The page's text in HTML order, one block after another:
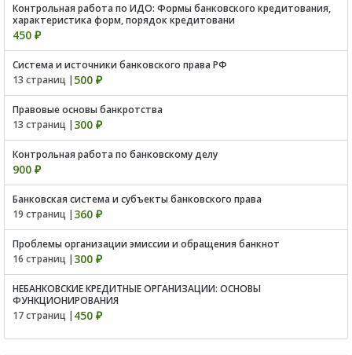
Контрольная работа по ИДО: Формы банковского кредитования,
характеристика форм, порядок кредитовани
450 ₽
Система и источники банковского права РФ
13 страниц | 500 ₽
Правовые основы банкротства
13 страниц | 300 ₽
Контрольная работа по банковскому делу
900 ₽
Банковская система и субъекты банковского права
19 страниц | 360 ₽
Проблемы организации эмиссии и обращения банкнот
16 страниц | 300 ₽
НЕБАНКОВСКИЕ КРЕДИТНЫЕ ОРГАНИЗАЦИИ: ОСНОВЫ
ФУНКЦИОНИРОВАНИЯ
17 страниц | 450 ₽